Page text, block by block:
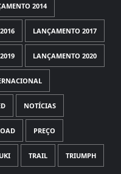
2014
LANÇAMENTO 2017
LANÇAMENTO 2020
NOTÍCIAS
PREÇO
TRAIL TRIUMPH